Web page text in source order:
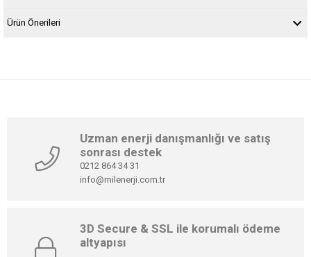
Ürün Önerileri
Uzman enerji danışmanlığı ve satış
sonrası destek
0212 864 34 31
info@milenerji.com.tr
3D Secure & SSL ile korumalı ödeme
altyapısı